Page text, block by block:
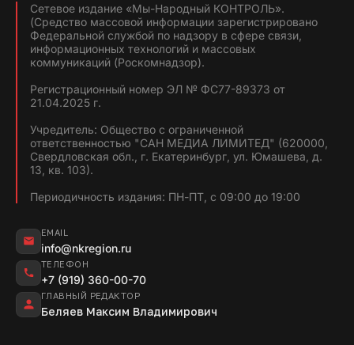
Сетевое издание «Мы-Народный КОНТРОЛЬ».
(Средство массовой информации зарегистрировано
Федеральной службой по надзору в сфере связи,
информационных технологий и массовых
коммуникаций (Роскомнадзор).
Регистрационный номер ЭЛ № ФС77-89373 от
21.04.2025 г.
Учредитель: Общество с ограниченной
ответственностью "САН МЕДИА ЛИМИТЕД" (620000,
Свердловская обл., г. Екатеринбург, ул. Юмашева, д.
13, кв. 103).
Периодичность издания: ПН-ПТ, с 09:00 до 19:00
EMAIL
info@nkregion.ru
ТЕЛЕФОН
+7 (919) 360-00-70
ГЛАВНЫЙ РЕДАКТОР
Беляев Максим Владимирович